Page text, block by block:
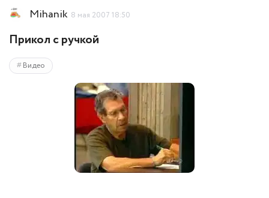
Mihanik 8 мая 2007 18:50
Прикол с ручкой
Видео